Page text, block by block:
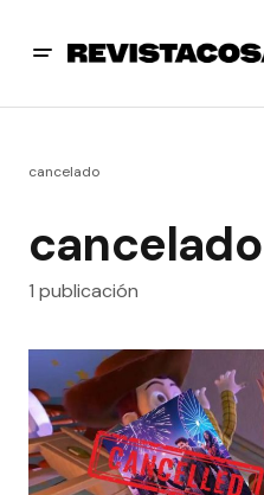
cancelado
cancelado
1 publicación